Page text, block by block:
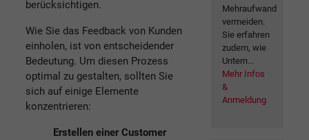
berücksichtigen.
Wie Sie das Feedback von Kunden
einholen, ist von entscheidender
Bedeutung. Um diesen Prozess
optimal zu gestalten, sollten Sie
sich auf einige Elemente
konzentrieren:
Erstellen einer Customer
Mehraufwand
vermeiden.
Sie erfahren
zudem, wie
Untern...
Mehr Infos
&
Anmeldung